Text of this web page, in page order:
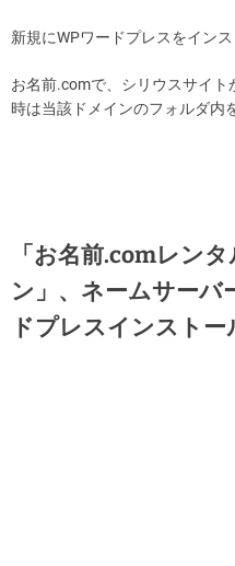
新規にWPワードプレスをイン
お名前.comで、シリウスサイト
時は当該ドメインのフォルダ内
「お名前.comレン
ン」、ネームサーバ
ドプレスインストー